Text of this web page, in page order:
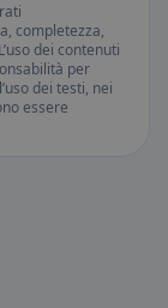
completezza,
dei contenuti
per
dei testi, nei
essere